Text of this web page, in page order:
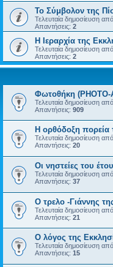
Το Σύμβολον της
Τελευταία δημοσίευση από
Απαντήσεις: 2
Η Ιεραρχία της
Τελευταία δημοσίευση από
Απαντήσεις: 2
Φωτοθήκη (PHOTO-
Τελευταία δημοσίευση από
Απαντήσεις: 909
Η ορθόδοξη πορεία
Τελευταία δημοσίευση από
Απαντήσεις: 20
Οι νηστείες του
Τελευταία δημοσίευση από
Απαντήσεις: 37
Ο τρελο -Γιάννης
Τελευταία δημοσίευση από
Απαντήσεις: 21
O λόγος της
Τελευταία δημοσίευση από
Απαντήσεις: 15